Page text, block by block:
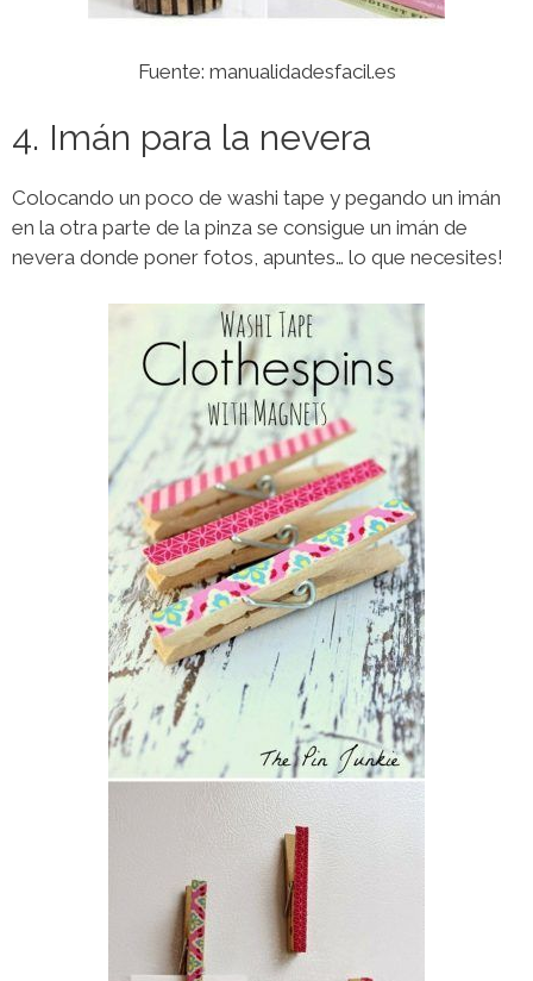
Fuente: manualidadesfacil.es
4. Imán para la nevera
Colocando un poco de washi tape y pegando un imán
en la otra parte de la pinza se consigue un imán de
nevera donde poner fotos, apuntes… lo que necesites!